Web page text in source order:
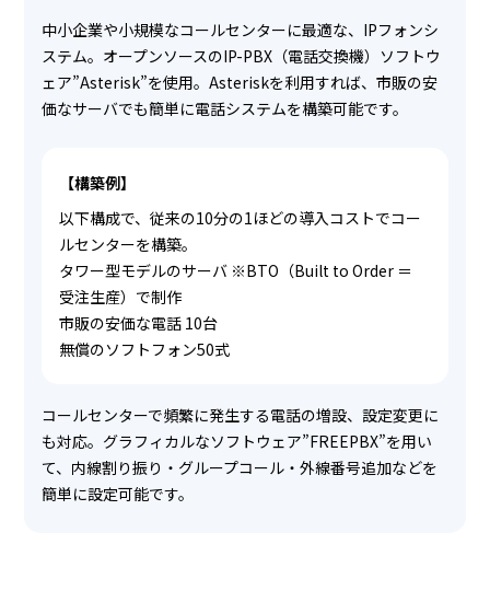
中小企業や小規模なコールセンターに最適な、IPフォンシ
ステム。オープンソースのIP-PBX（電話交換機）ソフトウ
ェア”Asterisk”を使用。Asteriskを利用すれば、市販の安
価なサーバでも簡単に電話システムを構築可能です。
【構築例】
以下構成で、従来の10分の1ほどの導入コストでコー
ルセンターを構築。
タワー型モデルのサーバ ※BTO（Built to Order ＝
受注生産）で制作
市販の安価な電話 10台
無償のソフトフォン50式
コールセンターで頻繁に発生する電話の増設、設定変更に
も対応。グラフィカルなソフトウェア”FREEPBX”を用い
て、内線割り振り・グループコール・外線番号追加などを
簡単に設定可能です。